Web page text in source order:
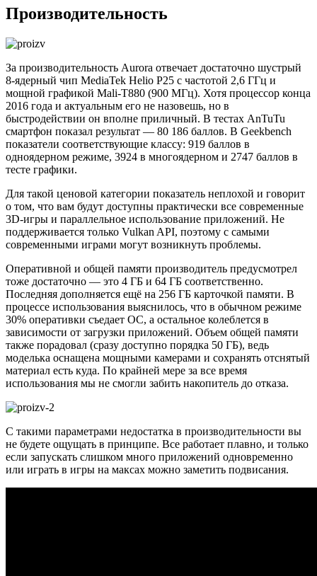
Производительность
За производительность Aurora отвечает достаточно шустрый
8-ядерный чип MediaTek Helio P25 с частотой 2,6 ГГц и
мощной графикой Mali-T880 (900 МГц). Хотя процессор конца
2016 года и актуальным его не назовешь, но в
быстродействии он вполне приличный. В тестах AnTuTu
смартфон показал результат — 80 186 баллов. В Geekbench
показатели соответствующие классу: 919 баллов в
одноядерном режиме, 3924 в многоядерном и 2747 баллов в
тесте графики.
Для такой ценовой категории показатель неплохой и говорит
о том, что вам будут доступны практически все современные
3D-игры и параллельное использование приложений. Не
поддерживается только Vulkan API, поэтому с самыми
современными играми могут возникнуть проблемы.
Оперативной и общей памяти производитель предусмотрел
тоже достаточно — это 4 ГБ и 64 ГБ соответственно.
Последняя дополняется ещё на 256 ГБ карточкой памяти. В
процессе использования выяснилось, что в обычном режиме
30% оперативки съедает ОС, а остальное колеблется в
зависимости от загрузки приложений. Объем общей памяти
также порадовал (сразу доступно порядка 50 ГБ), ведь
моделька оснащена мощными камерами и сохранять отснятый
материал есть куда. По крайней мере за все время
использования мы не смогли забить накопитель до отказа.
С такими параметрами недостатка в производительности вы
не будете ощущать в принципе. Все работает плавно, и только
если запускать слишком много приложений одновременно
или играть в игры на максах можно заметить подвисания.